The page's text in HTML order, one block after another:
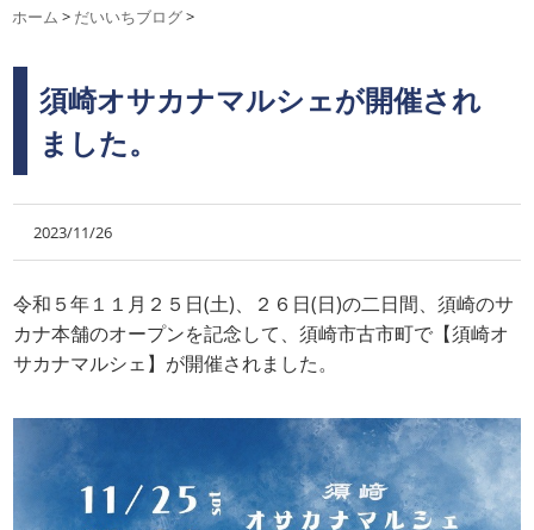
ホーム > だいいちブログ>
須崎オサカナマルシェが開催され
ました。
2023/11/26
令和５年１１月２５日(土)、２６日(日)の二日間、須崎のサ
カナ本舗のオープンを記念して、須崎市古市町で【須崎オ
サカナマルシェ】が開催されました。